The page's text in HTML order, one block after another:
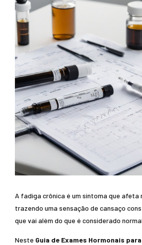
A fadiga crônica é um sintoma que afeta
trazendo uma sensação de cansaço
que vai além do que é considerado normal.
Neste Guia de Exames Hormonais